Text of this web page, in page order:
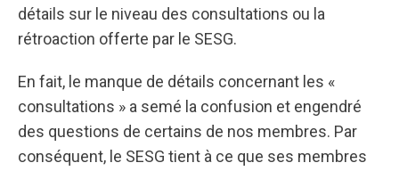
détails sur le niveau des consultations ou la
rétroaction offerte par le SESG.
En fait, le manque de détails concernant les «
consultations » a semé la confusion et engendré
des questions de certains de nos membres. Par
conséquent, le SESG tient à ce que ses membres